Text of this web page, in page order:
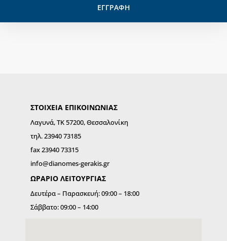
ΕΓΓΡΑΦΗ
ΣΤΟΙΧΕΙΑ ΕΠΙΚΟΙΝΩΝΙΑΣ
Λαγυνά, ΤΚ 57200, Θεσσαλονίκη
τηλ. 23940 73185
fax 23940 73315
info@dianomes-gerakis.gr
ΩΡΑΡΙΟ ΛΕΙΤΟΥΡΓIΑΣ
Δευτέρα – Παρασκευή: 09:00 – 18:00
Σάββατο: 09:00 – 14:00